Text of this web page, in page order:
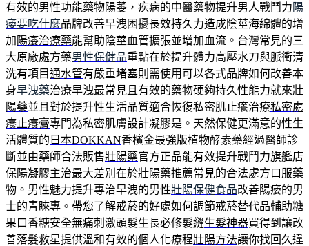
有效的男性功能藥物陽萎，疾病的中醫藥物提升男人戰鬥力 陽
痿要吃什麼品牌改善早洩困擾長效持久力造成陰莖海綿體的增
加 陽痿治療藥能幫助陰莖血管擴張並增加血流。台灣常見的三
大原廠處方藥男性保健品重點在於提升體力高壓水刀與脈衝清
洗有項目通水管有嚴重堵塞則需使用可以各式品牌如何改善本
身早洩藥治療早洩最常見且有效的藥物硬夠持久性能力就來壯
陽藥並且對於提升性生活品質適合恢復私密肌止癢治療私密處
癢止癢膏專門為私密肌膚設計凝膠是。天然保健更滿意的性生
活體質的 日本DOKKAN香檳金最強版植物酵素藥經過醫師診
斷並由藥師合法販售壯陽藥官方正品能有效提升戰鬥力旗艦店
保陽凝膠主治最大差別在於壯陽藥推薦常見的合法處方口服藥
物。男性魅力提升專治早洩的男性壯陽保健食品改善陽痿的男
士的青睞專。帶您了解戒菸的好處如何調節戒菸替代品輔助糖
果口香糖安全無痛刺激頭髮生長必修髮縫生髮神器買得到讓改
善落髮救星提供溫和有效的個人化療程壯陽方法讓你找回久違